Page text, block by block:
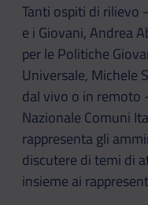
Tanti ospiti di rilievo
e i Giovani, Andrea
per le Politiche
Universale, Michele
dal vivo o in remoto
Nazionale Comuni
rappresenta gli
discutere di temi di
insieme ai